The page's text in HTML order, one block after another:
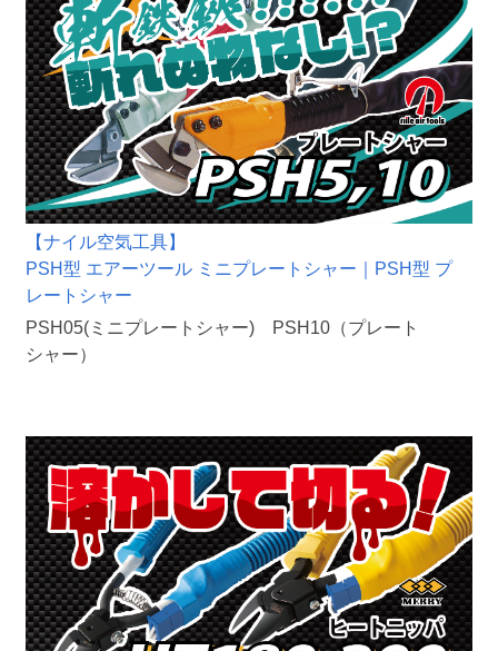
【ナイル空気工具】
PSH型 エアーツール ミニプレートシャー｜PSH型 プ
レートシャー
PSH05(ミニプレートシャー) PSH10（プレート
シャー）